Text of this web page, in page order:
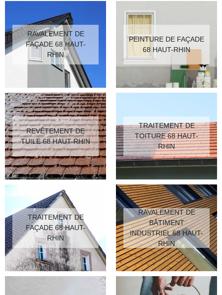
RAVALEMENT DE
FAÇADE 68 HAUT-
RHIN
PEINTURE DE FAÇADE
68 HAUT-RHIN
REVÊTEMENT DE
TUILE 68 HAUT-RHIN
TRAITEMENT DE
TOITURE 68 HAUT-
RHIN
TRAITEMENT DE
FAÇADE 68 HAUT-
RHIN
RAVALEMENT DE
BÂTIMENT
INDUSTRIEL 68 HAUT-
RHIN